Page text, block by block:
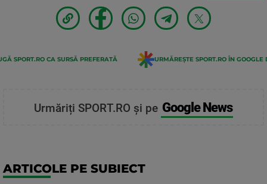
SPORT.RO CA SURSĂ PREFERATĂ URMĂREȘTE SPORT.RO ÎN GOOGLE
Urmăriți SPORT.RO și pe Google News
ARTICOLE PE SUBIECT